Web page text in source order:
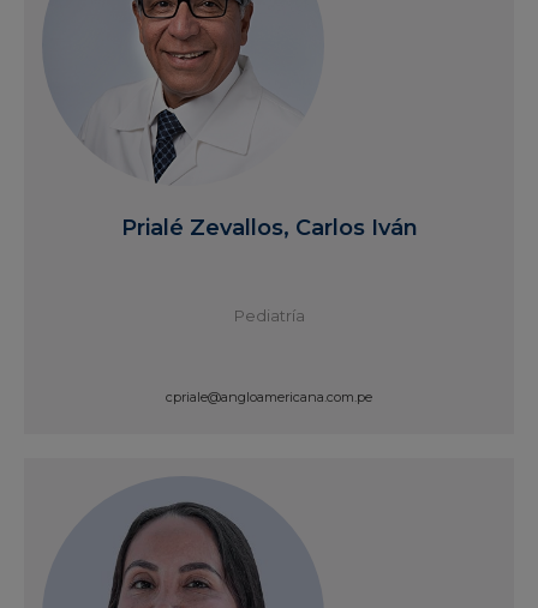
Prialé Zevallos, Carlos Iván
Pediatría
cpriale@angloamericana.com.pe